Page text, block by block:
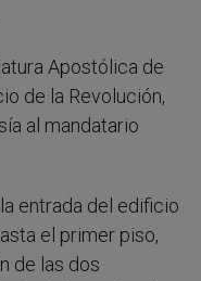
Apostólica de
de la Revolución,
al mandatario
entrada del edificio
el primer piso,
de las dos